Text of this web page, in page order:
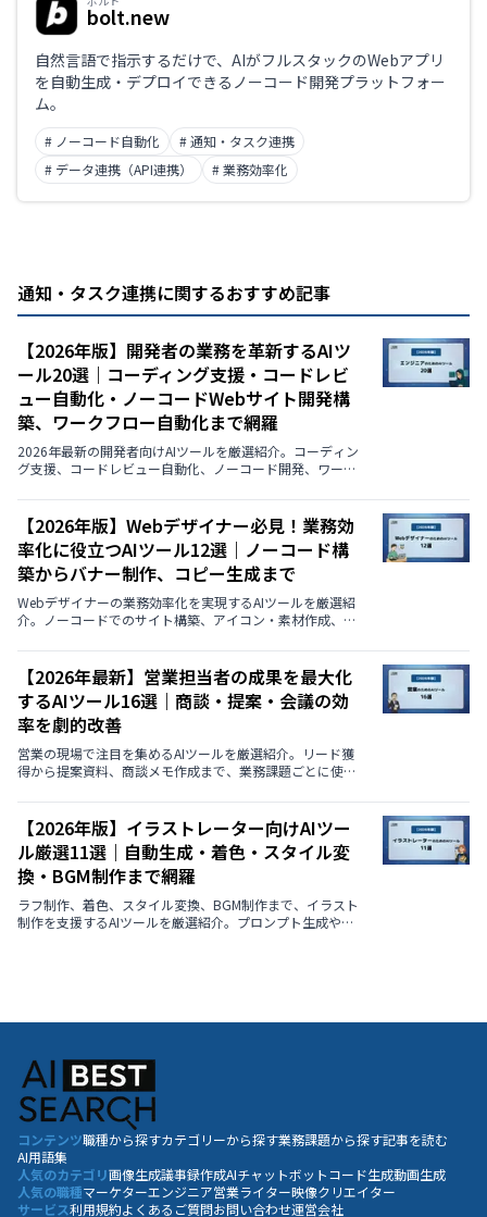
bolt.new
自然言語で指示するだけで、AIがフルスタックのWebアプリ
を自動生成・デプロイできるノーコード開発プラットフォー
ム。
# ノーコード自動化
# 通知・タスク連携
# データ連携（API連携）
# 業務効率化
通知・タスク連携に関するおすすめ記事
【2026年版】開発者の業務を革新するAIツ
ール20選｜コーディング支援・コードレビ
ュー自動化・ノーコードWebサイト開発構
築、ワークフロー自動化まで網羅
2026年最新の開発者向けAIツールを厳選紹介。コーディン
グ支援、コードレビュー自動化、ノーコード開発、ワーク
説。
【2026年版】Webデザイナー必見！業務効
率化に役立つAIツール12選｜ノーコード構
築からバナー制作、コピー生成まで
Webデザイナーの業務効率化を実現するAIツールを厳選紹
介。ノーコードでのサイト構築、アイコン・素材作成、バ
る最新ツールを解説します。
【2026年最新】営業担当者の成果を最大化
するAIツール16選｜商談・提案・会議の効
率を劇的改善
営業の現場で注目を集めるAIツールを厳選紹介。リード獲
得から提案資料、商談メモ作成まで、業務課題ごとに使え
【2026年版】イラストレーター向けAIツー
ル厳選11選｜自動生成・着色・スタイル変
換・BGM制作まで網羅
ラフ制作、着色、スタイル変換、BGM制作まで、イラスト
制作を支援するAIツールを厳選紹介。プロンプト生成や画
コンテンツ職種から探すカテゴリーから探す業務課題から探す記事を読む
AI用語集
人気のカテゴリ画像生成議事録作成AIチャットボットコード生成動画生成
人気の職種マーケターエンジニア営業ライター映像クリエイター
サービス利用規約よくあるご質問お問い合わせ運営会社